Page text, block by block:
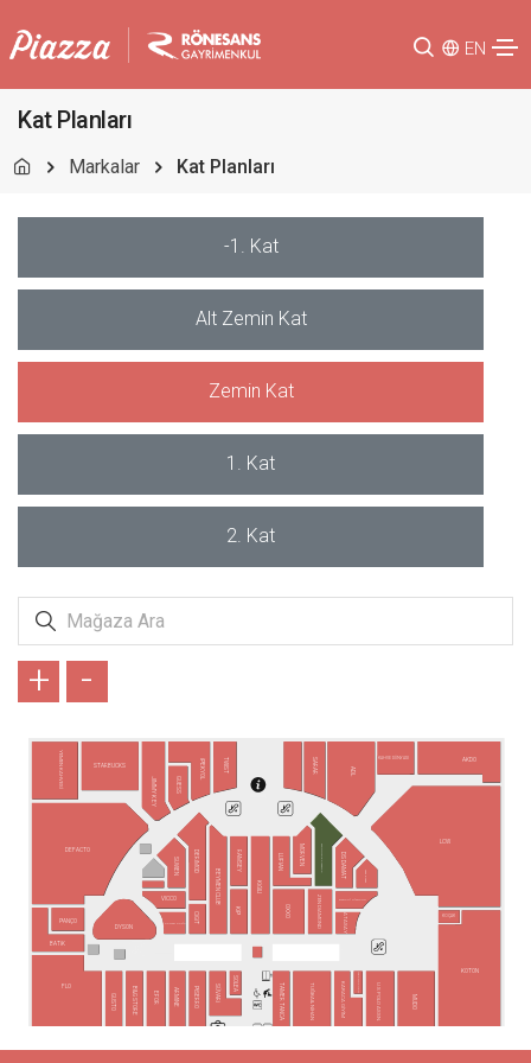
EN
Kat Planları
Markalar Kat Planları
-1. Kat
Alt Zemin Kat
Zemin Kat
1. Kat
2. Kat
ADL
AKDO
ALTINYILDIZ CLASSICS
ARMİNE
ATASAY
B&G STORE
BARONİ DİAMOND
BATİK
CİGİT
DEFACTO DERİMOD DS DAMAT
EFOR
FLO
GUSTO
İPEKYOL
JIMMY KEY
KAHVE DÜNYASI
KARACA GİYİM
KİĞILI
KİP
KOTON
LCW
LUFIAN MORVEN
MUDO
SARAR
OPMAR OPTİK
PANÇO
PİSERRO
RAMSEY
SAAT & SAAT
SOLEA
BEYMEN CLUB
STARBUCKS
SUWEN
SÜVARİ TAMER TANCA TUĞBA&NİHAN
TWIST
U.S POLO ASSN.
GUESS
VICCO
OXXO
YEMEN KAHVESİ
YVES ROCHER
ZEN DIAMOND KOÇAK
DYSON
+ -